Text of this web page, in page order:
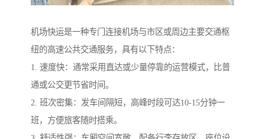
机场快运是一种专门连接机场与市区或周边主要交通枢
纽的高速公共交通服务，具有以下特点：
1. 速度快：通常采用直达或少量停靠的运营模式，比普
通或公交更节省时间。
2. 班次密集：发车间隔短，高峰时段可达10-15分钟一
班，方便旅客随时搭乘。